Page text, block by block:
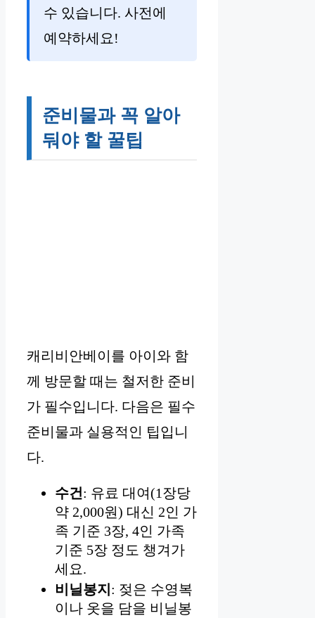
수 있습니다. 사전에
예약하세요!
준비물과 꼭 알아
둬야 할 꿀팁
캐리비안베이를 아이와 함
께 방문할 때는 철저한 준비
가 필수입니다. 다음은 필수
준비물과 실용적인 팁입니
다.
수건: 유료 대여(1장당
약 2,000원) 대신 2인 가
족 기준 3장, 4인 가족
기준 5장 정도 챙겨가
세요.
비닐봉지 : 젖은 수영복
이나 옷을 담을 비닐봉